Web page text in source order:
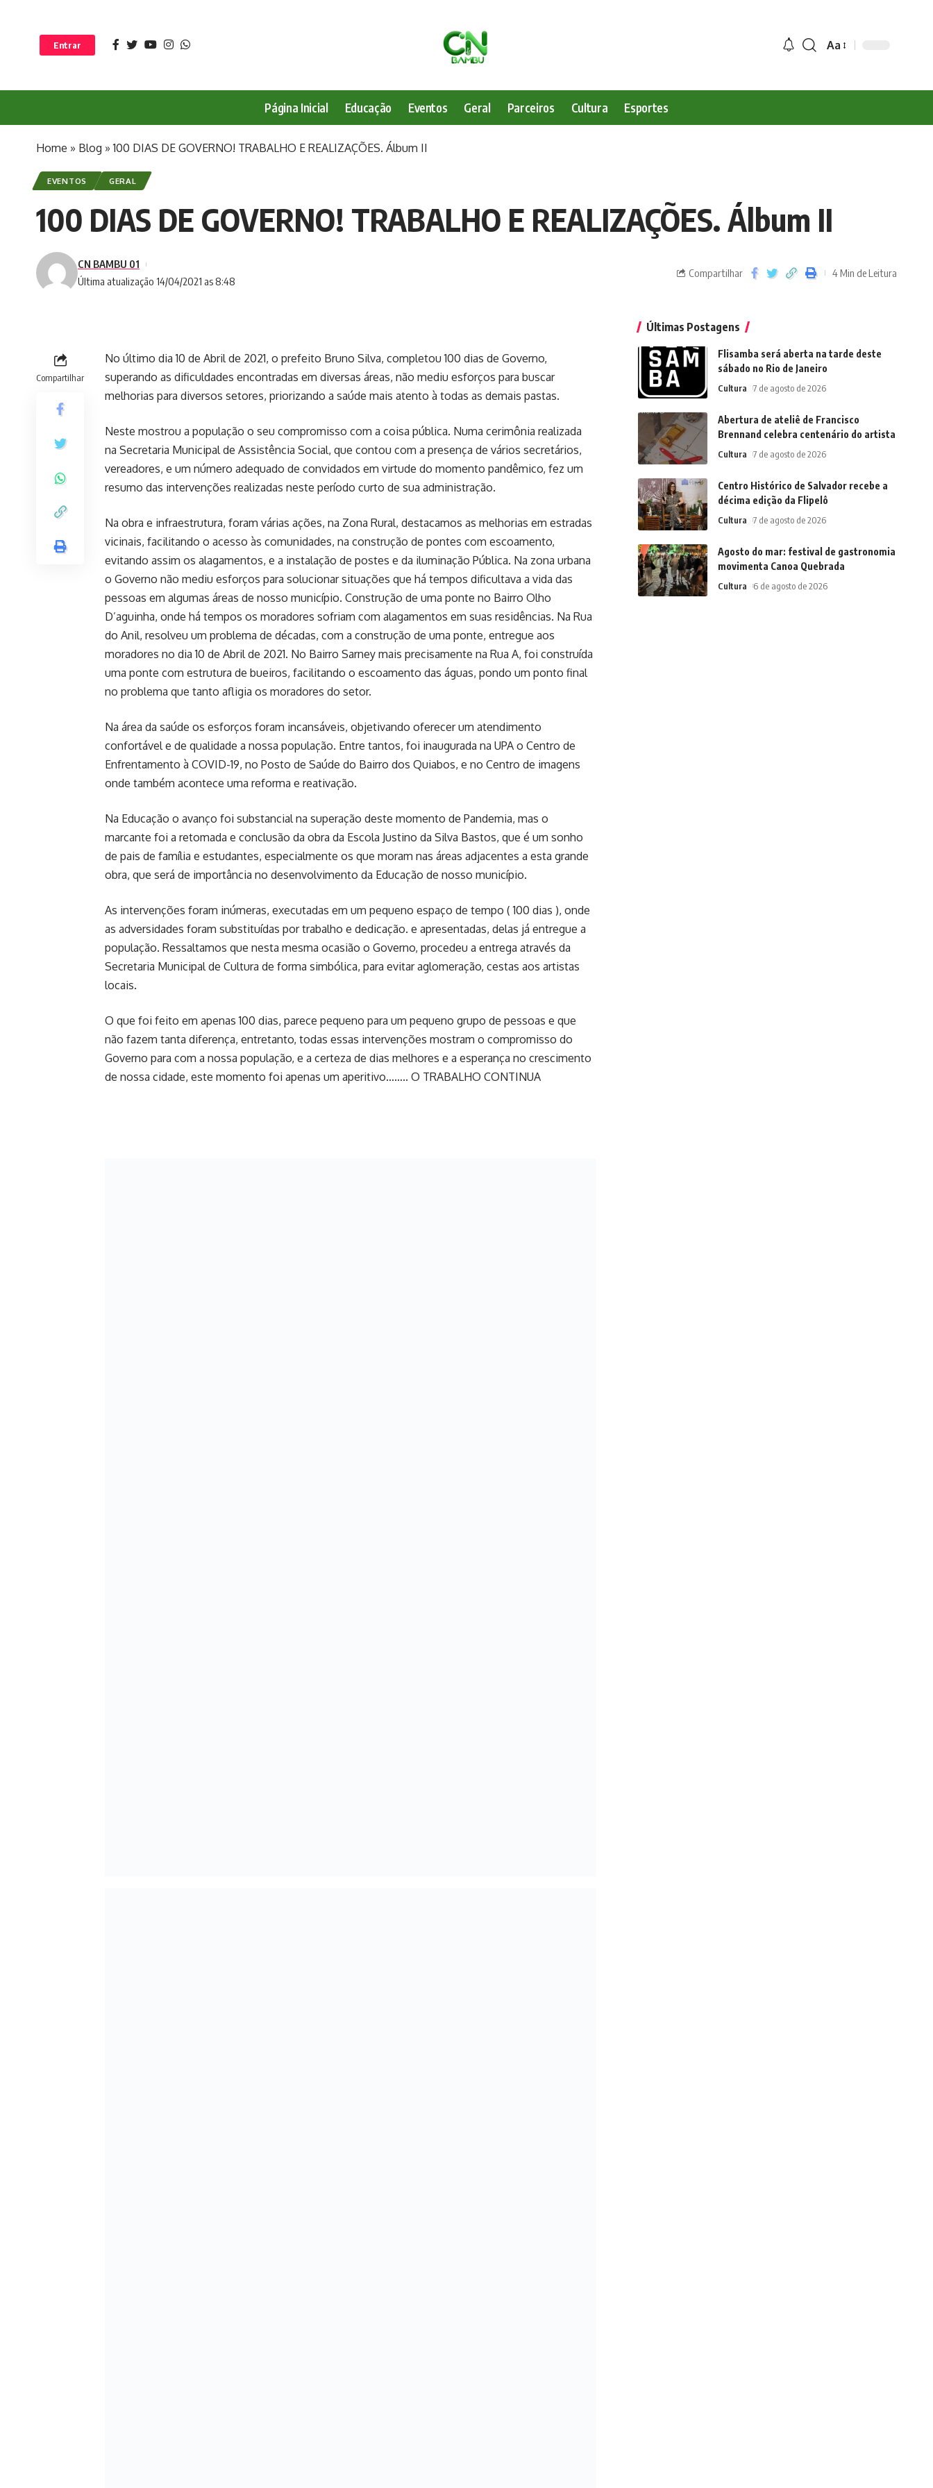
Entrar Aa
Página Inicial Educação Eventos Geral Parceiros Cultura Esportes
Home » Blog »100 DIAS DE GOVERNO! TRABALHO E REALIZAÇÕES. Álbum II
EVENTOS GERAL
100 DIAS DE GOVERNO! TRABALHO E REALIZAÇÕES. Álbum II
Última atualização 14/04/2021 as 8:48
CN BAMBU 01
Compartilhar 4 Min de Leitura
Compartilhar
No último dia 10 de Abril de 2021, o prefeito Bruno Silva, completou 100 dias de Governo,
superando as dificuldades encontradas em diversas áreas, não mediu esforços para buscar
melhorias para diversos setores, priorizando a saúde mais atento à todas as demais pastas.
Neste mostrou a população o seu compromisso com a coisa pública. Numa cerimônia realizada
na Secretaria Municipal de Assistência Social, que contou com a presença de vários secretários,
vereadores, e um número adequado de convidados em virtude do momento pandêmico, fez um
resumo das intervenções realizadas neste período curto de sua administração.
Na obra e infraestrutura, foram várias ações, na Zona Rural, destacamos as melhorias em estradas
vicinais, facilitando o acesso às comunidades, na construção de pontes com escoamento,
evitando assim os alagamentos, e a instalação de postes e da iluminação Pública. Na zona urbana
o Governo não mediu esforços para solucionar situações que há tempos dificultava a vida das
pessoas em algumas áreas de nosso município. Construção de uma ponte no Bairro Olho
D’aguinha, onde há tempos os moradores sofriam com alagamentos em suas residências. Na Rua
do Anil, resolveu um problema de décadas, com a construção de uma ponte, entregue aos
moradores no dia 10 de Abril de 2021. No Bairro Sarney mais precisamente na Rua A, foi construída
uma ponte com estrutura de bueiros, facilitando o escoamento das águas, pondo um ponto final
no problema que tanto afligia os moradores do setor.
Na área da saúde os esforços foram incansáveis, objetivando oferecer um atendimento
confortável e de qualidade a nossa população. Entre tantos, foi inaugurada na UPA o Centro de
Enfrentamento à COVID-19, no Posto de Saúde do Bairro dos Quiabos, e no Centro de imagens
onde também acontece uma reforma e reativação.
Na Educação o avanço foi substancial na superação deste momento de Pandemia, mas o
marcante foi a retomada e conclusão da obra da Escola Justino da Silva Bastos, que é um sonho
de pais de família e estudantes, especialmente os que moram nas áreas adjacentes a esta grande
obra, que será de importância no desenvolvimento da Educação de nosso município.
As intervenções foram inúmeras, executadas em um pequeno espaço de tempo ( 100 dias ), onde
as adversidades foram substituídas por trabalho e dedicação. e apresentadas, delas já entregue a
população. Ressaltamos que nesta mesma ocasião o Governo, procedeu a entrega através da
Secretaria Municipal de Cultura de forma simbólica, para evitar aglomeração, cestas aos artistas
locais.
O que foi feito em apenas 100 dias, parece pequeno para um pequeno grupo de pessoas e que
não fazem tanta diferença, entretanto, todas essas intervenções mostram o compromisso do
Governo para com a nossa população, e a certeza de dias melhores e a esperança no crescimento
de nossa cidade, este momento foi apenas um aperitivo…….. O TRABALHO CONTINUA
Últimas Postagens
Flisamba será aberta na tarde deste
sábado no Rio de Janeiro
Cultura 7 de agosto de 2026
Abertura de ateliê de Francisco
Brennand celebra centenário do artista
Cultura 7 de agosto de 2026
Centro Histórico de Salvador recebe a
décima edição da Flipelô
Cultura 7 de agosto de 2026
Agosto do mar: festival de gastronomia
movimenta Canoa Quebrada
Cultura 6 de agosto de 2026